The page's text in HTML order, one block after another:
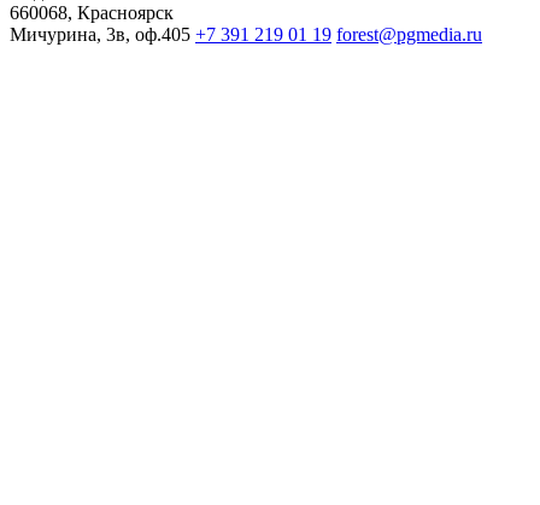
660068, Красноярск
Мичурина, 3в, оф.405 +7 391 219 01 19 forest@pgmedia.ru